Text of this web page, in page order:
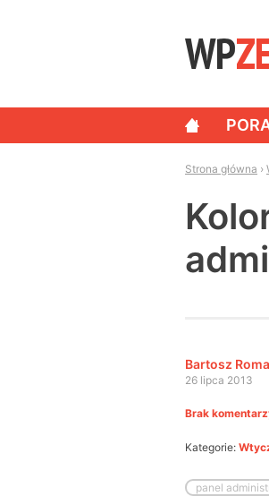
Strona główna ›
Bartosz
26 lipca 2013
Brak
Kategorie:
panel